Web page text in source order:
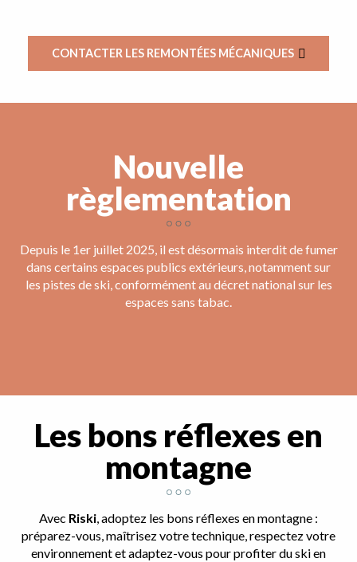
CONTACTER LES REMONTÉES MÉCANIQUES
Nouvelle
règlementation
Depuis le 1er juillet 2025, il est désormais interdit de fumer
dans certains espaces publics extérieurs, notamment sur
les pistes de ski, conformément au décret national sur les
espaces sans tabac.
Les bons réflexes en
montagne
Avec Riski, adoptez les bons réflexes en montagne :
préparez-vous, maîtrisez votre technique, respectez votre
environnement et adaptez-vous pour profiter du ski en